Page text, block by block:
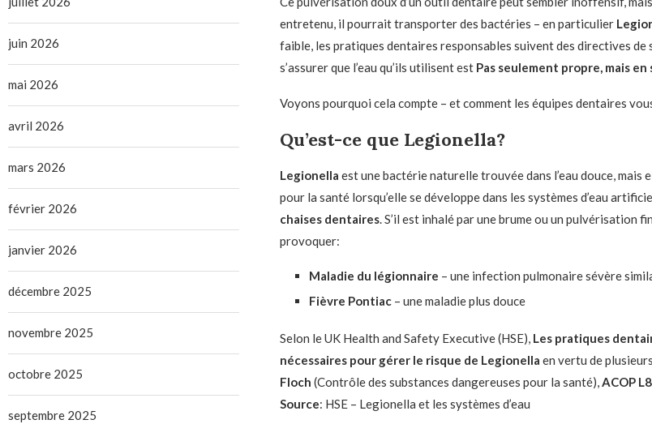
entretenu, il pourrait transporter des bactéries – en particulier
faible, les pratiques dentaires responsables suivent des directives
s’assurer que l’eau qu’ils utilisent est Pas seulement propre, mais
Voyons pourquoi cela compte – et comment les équipes dentaires
Qu’est-ce que Legionella?
Legionella est une bactérie naturelle trouvée dans l’eau douce, mais
pour la santé lorsqu’elle se développe dans les systèmes d’eau
chaises dentaires. S’il est inhalé par une brume ou un pulvérisation
provoquer:
Maladie du légionnaire – une infection pulmonaire sévère
Fièvre Pontiac– une maladie plus douce
Selon le UK Health and Safety Executive (HSE), Les pratiques
nécessaires pour gérer le risque de Legionella en vertu de
Floch (Contrôle des substances dangereuses pour la santé),ACOP L8
Source: HSE – Legionella et les systèmes d’eau
juin 2026
mai 2026
avril 2026
mars 2026
février 2026
janvier 2026
décembre 2025
novembre 2025
octobre 2025
septembre 2025